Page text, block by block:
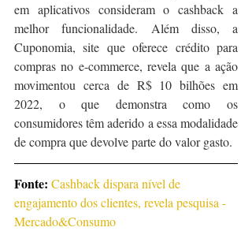
em aplicativos consideram o cashback a
melhor funcionalidade. Além disso, a
Cuponomia, site que oferece crédito para
compras no e-commerce, revela que a ação
movimentou cerca de R$ 10 bilhões em
2022, o que demonstra como os
consumidores têm aderido a essa modalidade
de compra que devolve parte do valor gasto.
Fonte: Cashback dispara nível de
engajamento dos clientes, revela pesquisa -
Mercado&Consumo